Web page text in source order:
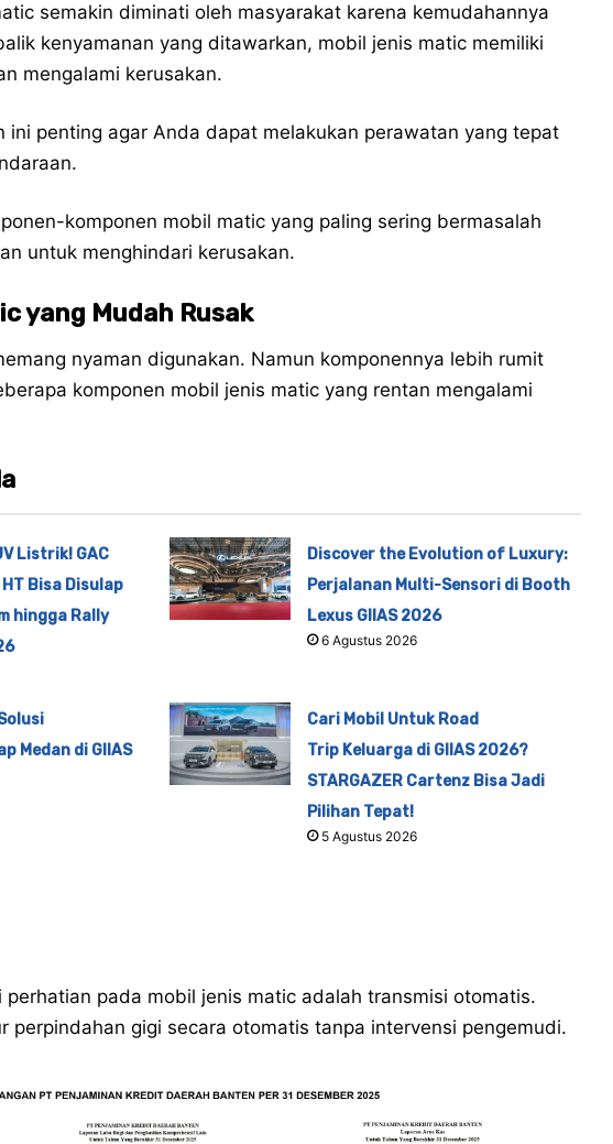
semakin diminati oleh masyarakat karena kemudahannya
kenyamanan yang ditawarkan, mobil jenis matic memiliki
mengalami kerusakan.
ini penting agar Anda dapat melakukan perawatan yang tepat
komponen mobil matic yang paling sering bermasalah
untuk menghindari kerusakan.
yang Mudah Rusak
nyaman digunakan. Namun komponennya lebih rumit
komponen mobil jenis matic yang rentan mengalami
Listrik! GAC
Bisa Disulap
hingga Rally
Discover the Evolution of Luxury:
Perjalanan Multi-Sensori di Booth
Lexus GIIAS 2026
6 Agustus 2026
Medan di GIIAS
Cari Mobil Untuk Road
Trip Keluarga di GIIAS 2026?
STARGAZER Cartenz Bisa Jadi
Pilihan Tepat!
5 Agustus 2026
perhatian pada mobil jenis matic adalah transmisi otomatis.
perpindahan gigi secara otomatis tanpa intervensi pengemudi.